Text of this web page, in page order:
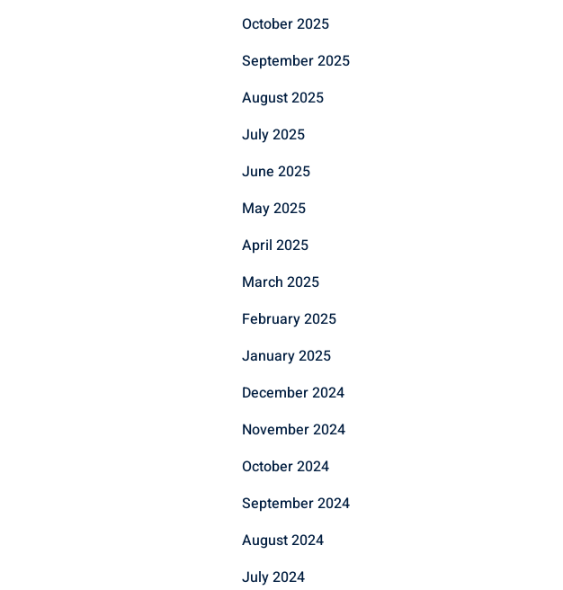
October 2025
September 2025
August 2025
July 2025
June 2025
May 2025
April 2025
March 2025
February 2025
January 2025
December 2024
November 2024
October 2024
September 2024
August 2024
July 2024